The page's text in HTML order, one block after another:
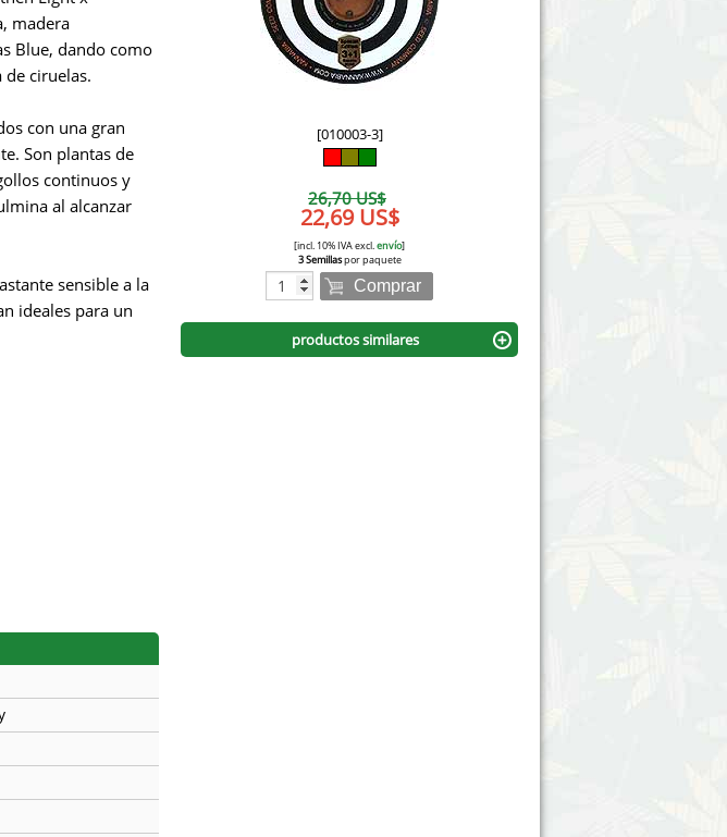
Söllner - Vadda's Marijuanabam
Strain Hunters Seedbank
Victory Seeds
Vision Seeds
World of Seeds
CBD Cañamo Industrial
madera
Blue, dando como
ciruelas.
con una gran
Son plantas de
continuos y
al alcanzar
sensible a la
ideales para un
[010003-3]
26,70 US$
22,69 US$
[incl. 10% IVA excl.envío]
3 Semillaspor paquete
Comprar
productos similares